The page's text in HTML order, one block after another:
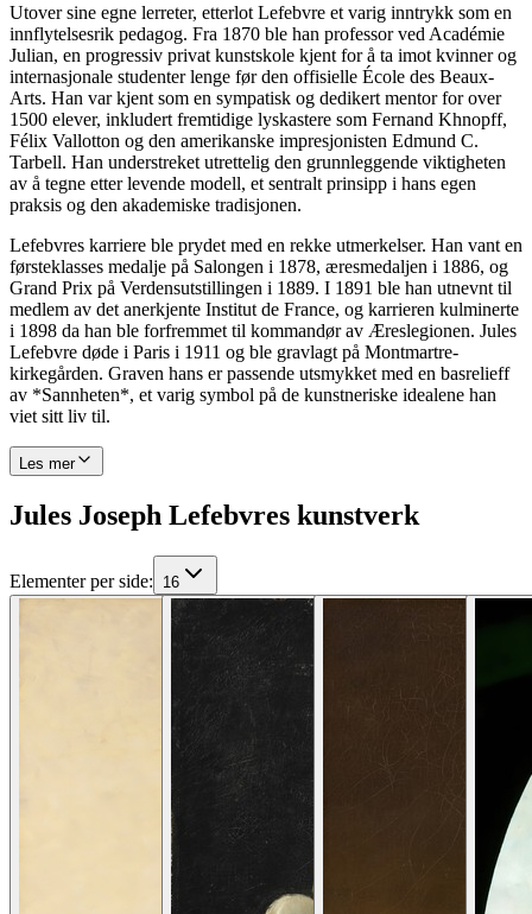
Utover sine egne lerreter, etterlot Lefebvre et varig inntrykk som en
innflytelsesrik pedagog. Fra 1870 ble han professor ved Académie
Julian, en progressiv privat kunstskole kjent for å ta imot kvinner og
internasjonale studenter lenge før den offisielle École des Beaux-
Arts. Han var kjent som en sympatisk og dedikert mentor for over
1500 elever, inkludert fremtidige lyskastere som Fernand Khnopff,
Félix Vallotton og den amerikanske impresjonisten Edmund C.
Tarbell. Han understreket utrettelig den grunnleggende viktigheten
av å tegne etter levende modell, et sentralt prinsipp i hans egen
praksis og den akademiske tradisjonen.
Lefebvres karriere ble prydet med en rekke utmerkelser. Han vant en
førsteklasses medalje på Salongen i 1878, æresmedaljen i 1886, og
Grand Prix på Verdensutstillingen i 1889. I 1891 ble han utnevnt til
medlem av det anerkjente Institut de France, og karrieren kulminerte
i 1898 da han ble forfremmet til kommandør av Æreslegionen. Jules
Lefebvre døde i Paris i 1911 og ble gravlagt på Montmartre-
kirkegården. Graven hans er passende utsmykket med en basrelieff
av *Sannheten*, et varig symbol på de kunstneriske idealene han
viet sitt liv til.
Les mer
Jules Joseph Lefebvres kunstverk
Elementer per side: 16